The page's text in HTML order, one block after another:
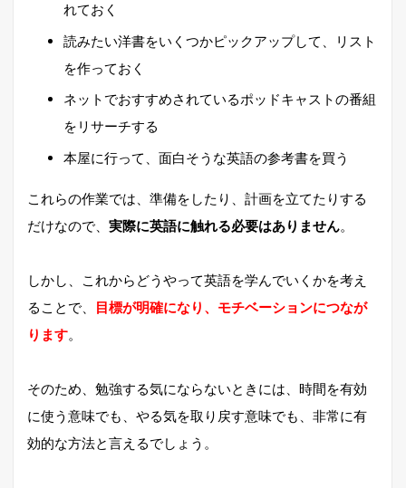
れておく
読みたい洋書をいくつかピックアップして、リスト
を作っておく
ネットでおすすめされているポッドキャストの番組
をリサーチする
本屋に行って、面白そうな英語の参考書を買う
これらの作業では、準備をしたり、計画を立てたりする
だけなので、 実際に英語に触れる必要はありません。
しかし、これからどうやって英語を学んでいくかを考え
ることで、
目標が明確になり、モチベーションにつなが
ります。
そのため、勉強する気にならないときには、時間を有効
に使う意味でも、やる気を取り戻す意味でも、非常に有
効的な方法と言えるでしょう。